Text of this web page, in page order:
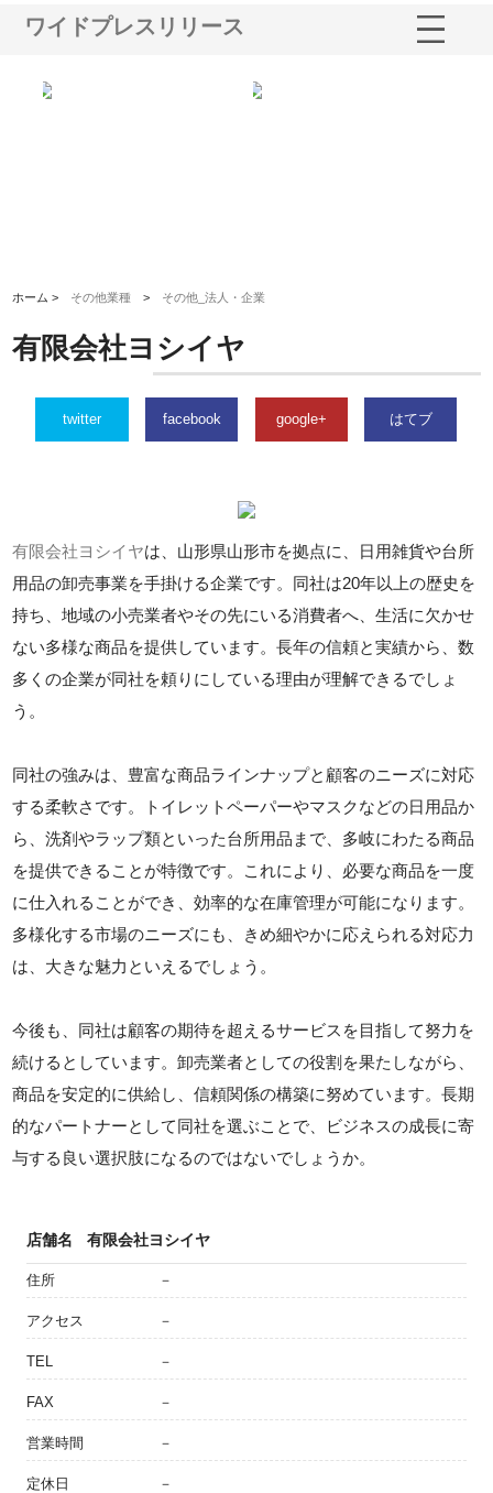
ワイドプレスリリース
ホーム > その他業種 > その他_法人・企業
有限会社ヨシイヤ
twitter facebook google+ はてブ
有限会社ヨシイヤは、山形県山形市を拠点に、日用雑貨や台所
用品の卸売事業を手掛ける企業です。同社は20年以上の歴史を
持ち、地域の小売業者やその先にいる消費者へ、生活に欠かせ
ない多様な商品を提供しています。長年の信頼と実績から、数
多くの企業が同社を頼りにしている理由が理解できるでしょ
う。
同社の強みは、豊富な商品ラインナップと顧客のニーズに対応
する柔軟さです。トイレットペーパーやマスクなどの日用品か
ら、洗剤やラップ類といった台所用品まで、多岐にわたる商品
を提供できることが特徴です。これにより、必要な商品を一度
に仕入れることができ、効率的な在庫管理が可能になります。
多様化する市場のニーズにも、きめ細やかに応えられる対応力
は、大きな魅力といえるでしょう。
今後も、同社は顧客の期待を超えるサービスを目指して努力を
続けるとしています。卸売業者としての役割を果たしながら、
商品を安定的に供給し、信頼関係の構築に努めています。長期
的なパートナーとして同社を選ぶことで、ビジネスの成長に寄
与する良い選択肢になるのではないでしょうか。
店舗名 有限会社ヨシイヤ
住所 －
アクセス －
TEL －
FAX －
営業時間 －
定休日 －